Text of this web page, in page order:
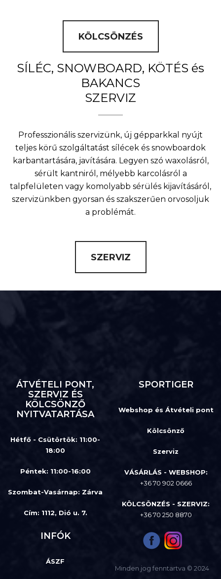
KÖLCSÖNZÉS
SÍLÉC, SNOWBOARD, KÖTÉS és
BAKANCS
SZERVIZ
Professzionális szervizünk, új gépparkkal nyújt
teljes körű szolgáltatást sílécek és snowboardok
karbantartására, javítására. Legyen szó waxolásról,
sérült kantniról, mélyebb karcolásról a
talpfelületen vagy komolyabb sérülés kijavításáról,
szervizünkben gyorsan és szakszerűen orvosoljuk
a problémát.
SZERVIZ
ÁTVÉTELI PONT,
SZERVIZ ÉS
KÖLCSÖNZŐ
NYITVATARTÁSA
Hétfő - Csütörtök: 11:00-
18:00
Péntek: 11:00-16:00
Szombat-Vasárnap: Zárva
Cím: 1112, Dió u. 7.
SPORTIGER
Webshop és Átvételi pont
Kölcsönző
Szerviz
VÁSÁRLÁS - WEBSHOP:
+36 70 902 0666
KÖLCSÖNZÉS - SZERVIZ:
+36 70 250 8870
INFÓK
ÁSZF
Minden jog fenntartva © 2024